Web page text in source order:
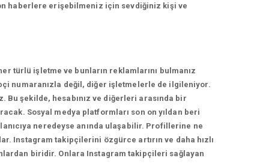
haberlere erişebilmeniz için sevdiğiniz kişi ve
türlü işletme ve bunların reklamlarını bulmanız
numaranızla değil, diğer işletmelerle de ilgileniyor.
şekilde, hesabınız ve diğerleri arasında bir
Sosyal medya platformları son on yıldan beri
neredeyse anında ulaşabilir. Profillerine ne
Instagram takipçilerini özgürce artırın ve daha hızlı
biridir. Onlara Instagram takipçileri sağlayan